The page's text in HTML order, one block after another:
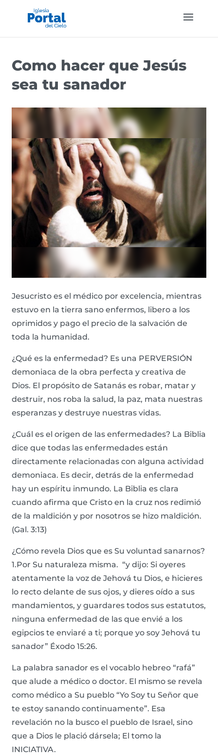
Como hacer que Jesús
sea tu sanador
Jesucristo es el médico por excelencia, mientras
estuvo en la tierra sano enfermos, libero a los
oprimidos y pago el precio de la salvación de
toda la humanidad.
¿Qué es la enfermedad? Es una PERVERSIÓN
demoniaca de la obra perfecta y creativa de
Dios. El propósito de Satanás es robar, matar y
destruir, nos roba la salud, la paz, mata nuestras
esperanzas y destruye nuestras vidas.
¿Cuál es el origen de las enfermedades? La Biblia
dice que todas las enfermedades están
directamente relacionadas con alguna actividad
demoniaca. Es decir, detrás de la enfermedad
hay un espíritu inmundo. La Biblia es clara
cuando afirma que Cristo en la cruz nos redimió
de la maldición y por nosotros se hizo maldición.
(Gal. 3:13)
¿Cómo revela Dios que es Su voluntad sanarnos?
1.Por Su naturaleza misma. “y dijo: Si oyeres
atentamente la voz de Jehová tu Dios, e hicieres
lo recto delante de sus ojos, y dieres oído a sus
mandamientos, y guardares todos sus estatutos,
ninguna enfermedad de las que envié a los
egipcios te enviaré a ti; porque yo soy Jehová tu
sanador” Éxodo 15:26.
La palabra sanador es el vocablo hebreo “rafá”
que alude a médico o doctor. El mismo se revela
como médico a Su pueblo “Yo Soy tu Señor que
te estoy sanando continuamente”. Esa
revelación no la busco el pueblo de Israel, sino
que a Dios le plació dársela; El tomo la
INICIATIVA.